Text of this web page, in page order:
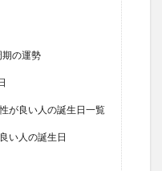
の運勢
が良い人の誕生日一覧
い人の誕生日